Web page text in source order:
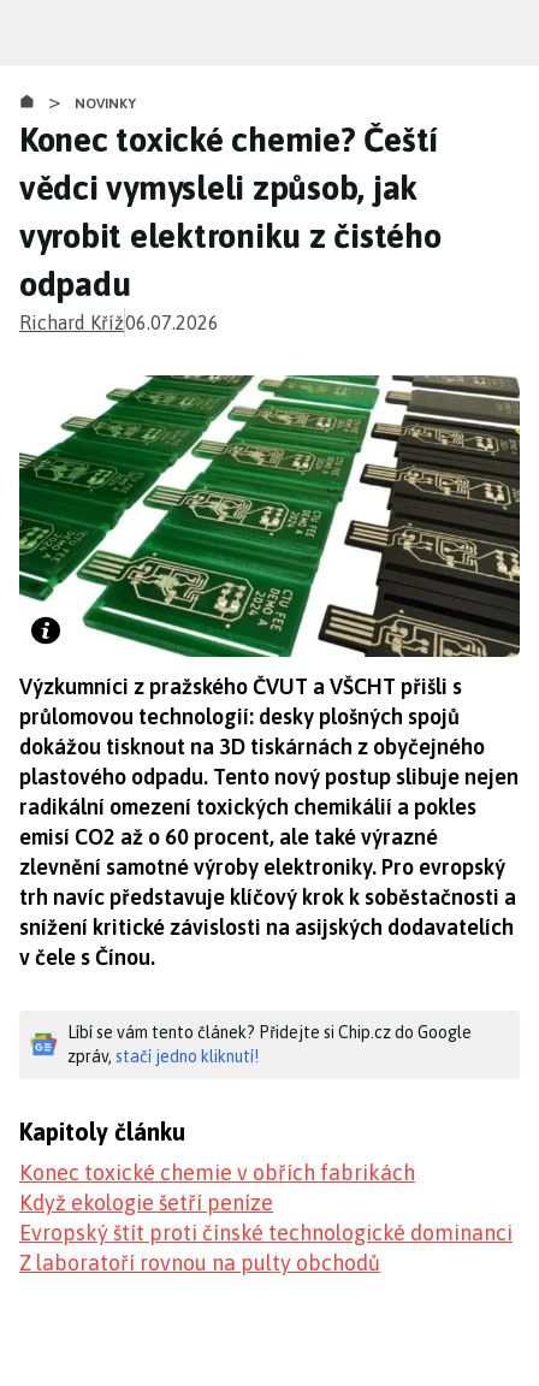
obsahu
> NOVINKY
Konec toxické chemie? Čeští
vědci vymysleli způsob, jak
vyrobit elektroniku z čistého
odpadu
Richard Kříž06.07.2026
Výzkumníci z pražského ČVUT a VŠCHT přišli s
průlomovou technologií: desky plošných spojů
dokážou tisknout na 3D tiskárnách z obyčejného
plastového odpadu. Tento nový postup slibuje nejen
radikální omezení toxických chemikálií a pokles
emisí CO2 až o 60 procent, ale také výrazné
zlevnění samotné výroby elektroniky. Pro evropský
trh navíc představuje klíčový krok k soběstačnosti a
snížení kritické závislosti na asijských dodavatelích
v čele s Čínou.
Líbí se vám tento článek? Přidejte si Chip.cz do Google
zpráv, stačí jedno kliknutí!
Kapitoly článku
Konec toxické chemie v obřích fabrikách
Když ekologie šetří peníze
Evropský štít proti čínské technologické dominanci
Z laboratoří rovnou na pulty obchodů